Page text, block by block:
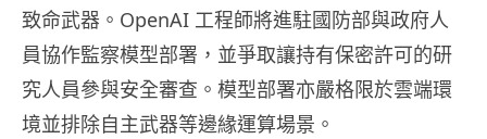
致命武器。OpenAI 工程師將進駐國防部與政府人
員協作監察模型部署，並爭取讓持有保密許可的研
究人員參與安全審查。模型部署亦嚴格限於雲端環
境並排除自主武器等邊緣運算場景。